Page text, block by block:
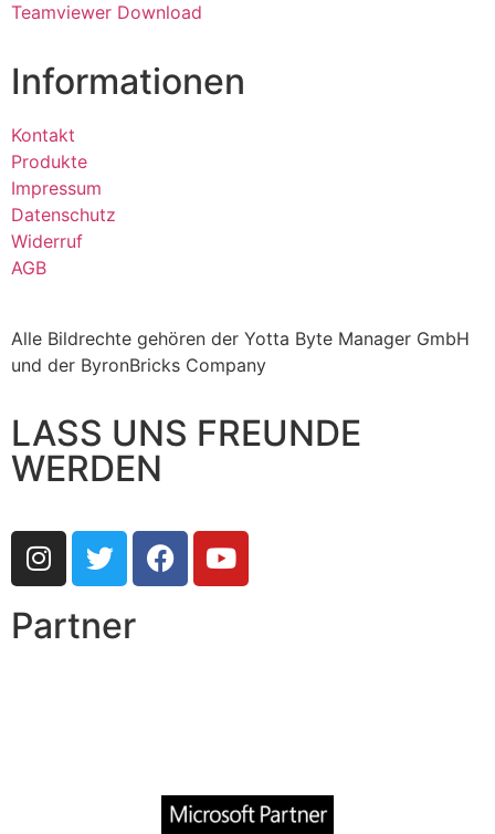
Teamviewer Download
Informationen
Kontakt
Produkte
Impressum
Datenschutz
Widerruf
AGB
Alle Bildrechte gehören der Yotta Byte Manager GmbH
und der ByronBricks Company
LASS UNS FREUNDE
WERDEN
Partner